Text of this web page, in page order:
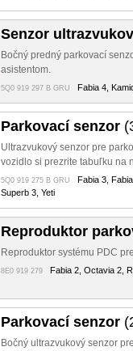
Senzor
Bočný predný parkovací
asistentom.
5Q0 919 297 B GRU Fabia 4,
Parkovací senzor
Ultrazvukový senzor pre
vozidlo si prezrite tabuľku na
5Q0 919 275 B GRU Fabia 3,
Superb 3, Yeti
Reproduktor
Reproduktor systému PDC
8E0 919 279 Fabia 2, Octavia 2,
Parkovací senzor
Bočný ultrazvukový senzor